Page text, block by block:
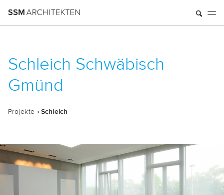
Schleich Schwäbisch
Gmünd
Pro­jek­te › Schleich